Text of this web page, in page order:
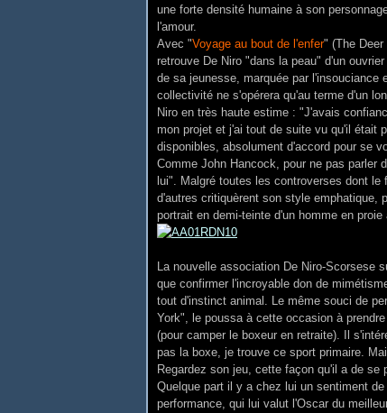
une forte densité humaine à son
l'amour.
Avec "Voyage au bout de l'enfer" (The
retrouve De Niro "dans la peau" d'un
de sa jeunesse, marquée par
collectivité ne s'opérera qu'au terme d'un
Niro en très haute estime : "J'avais
mon projet et j'ai tout de suite vu qu'il était
disponibles, absolument d'accord pour se
Comme John Hancock, pour ne pas parler
lui". Malgré toutes les controverses dont
d'autres critiquèrent son style emphatique,
portrait en demi-teinte d'un homme en
La nouvelle association De Niro-Scorsese
que confirmer l'incroyable don de
tout d'instinct animal. Le même souci de
York", le poussa à cette occasion à
(pour camper le boxeur en retraite). Il
pas la boxe, je trouve ce sport primaire.
Regardez son jeu, cette façon qu'il a de se
Quelque part il y a chez lui un sentiment
performance, qui lui valut l'Oscar du